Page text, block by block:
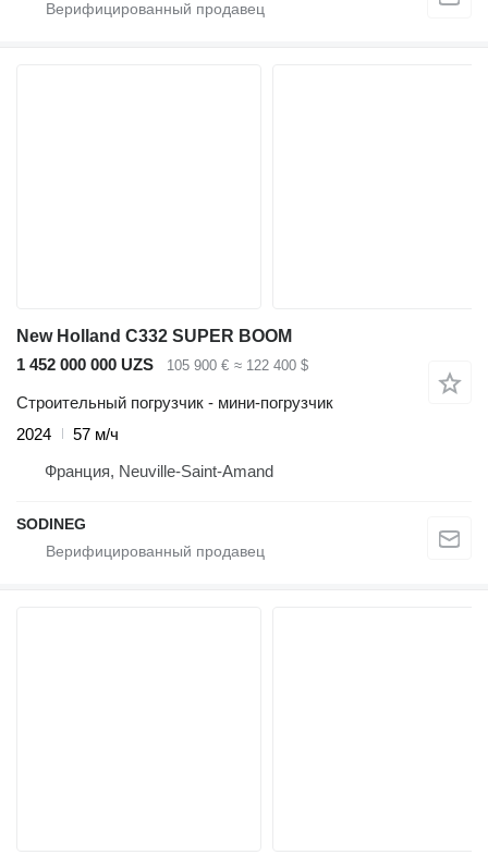
New Holland C332 SUPER BOOM
1 452 000 000 UZS
105 900 € ≈ 122 400 $
Строительный погрузчик - мини-погрузчик
2024
57 м/ч
Франция, Neuville-Saint-Amand
SODINEG